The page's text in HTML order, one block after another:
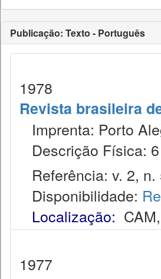
Publicação: Texto - Português
1978
Revista brasileira
Imprenta: Porto
Descrição Física: 6
Referência: v. 2,
Disponibilidade:
Localização: CAM,
1977